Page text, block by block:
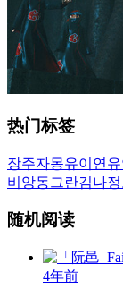
热门标签
장주자몽유이 연유
비앙동그란김나정
随机阅读
4年前